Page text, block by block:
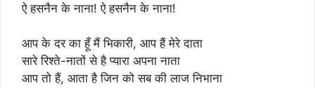
ऐ हसनैन के नाना! ऐ हसनैन के नाना!
आप के दर का हूँ मैं भिकारी, आप हैं मेरे दाता
सारे रिश्ते-नातों से है प्यारा अपना नाता
आप तो हैं, आता है जिन को सब की लाज निभाना